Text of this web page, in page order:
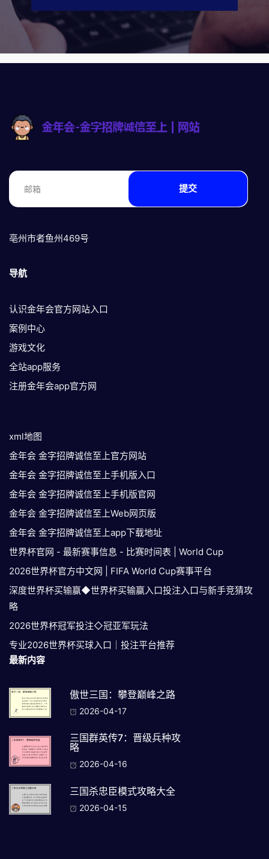
提交
亳州市者鱼州469号
导航
认识金年会官方网站入口
案例中心
游戏文化
全站app服务
注册金年会app官方网
xml地图
金年会 金字招牌诚信至上官方网站
金年会 金字招牌诚信至上手机版入口
金年会 金字招牌诚信至上手机版官网
金年会 金字招牌诚信至上Web网页版
金年会 金字招牌诚信至上app下载地址
世界杯官网 - 最新赛事信息 - 比赛时间表 | World Cup
2026世界杯官方中文网 | FIFA World Cup赛事平台
深度世界杯买输赢◆世界杯买输赢入口投注入口与新手竞猜攻
略
2026世界杯冠军投注◇冠亚军玩法
专业2026世界杯买球入口｜投注平台推荐
最新内容
傲世三国：攀登巅峰之路
2026-04-17
三国群英传7：晋级兵种攻
略
2026-04-16
三国杀忠臣模式攻略大全
2026-04-15